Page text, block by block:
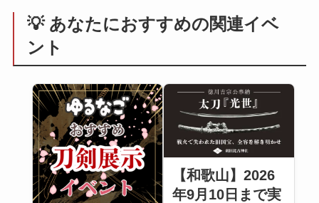
💡 あなたにおすすめの関連イベ
ント
【和歌山】2026
年9月10日まで実